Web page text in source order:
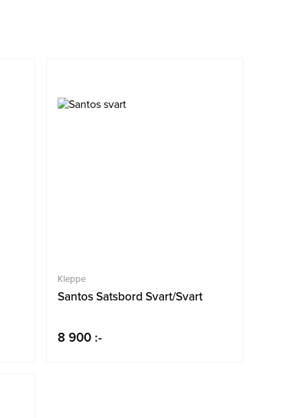
Kleppe
Santos Satsbord Svart/Svart
8 900 :-